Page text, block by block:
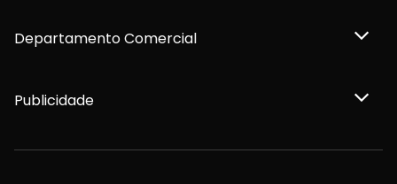
Departamento Comercial
Publicidade